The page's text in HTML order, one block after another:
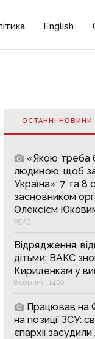
English
ОСТАННІ НОВИНИ
«Якою треба
людиною, щоб
Україна»: 7 та 8
засновником
Олексієм
05:23
Відрядження,
дітьми: ВАКС
Кириленкам у
6 серпня, 14:00
Працював на
на позиції ЗСУ:
єпархії